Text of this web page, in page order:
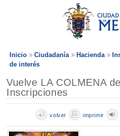
Inicio Ciudadanía Hacienda
de interés
Vuelve LA COLMENA
Inscripciones
imprimir
volver